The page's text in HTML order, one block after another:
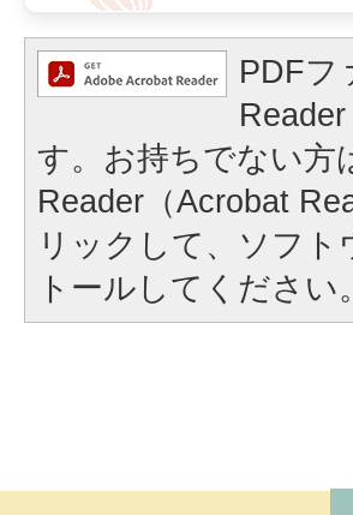
PDFフ
す。お持ちでない方
Reader（Acrobat
リックして、ソフ
トールしてください。